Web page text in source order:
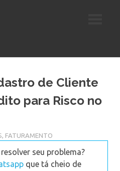
de Cliente
para Risco no
, FATURAMENTO
seu problema?
que tá cheio de